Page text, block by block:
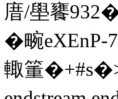
庴/壆饔
�畹еXEnP-
輙箽�